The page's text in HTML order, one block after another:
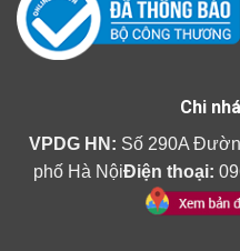
Chi
VPDG HN: Số 290A
phố Hà NộiĐiện thoại: